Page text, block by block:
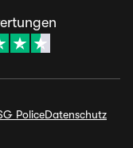
PoliceDatenschutz